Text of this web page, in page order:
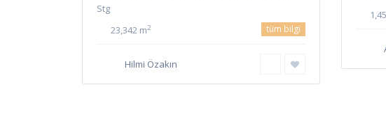
Stg
23,342 m2 tüm bilgi
Hilmi Özakın